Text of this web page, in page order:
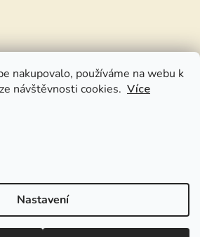
nakupovalo, používáme na webu k
návštěvnosti cookies. Více
Nastavení